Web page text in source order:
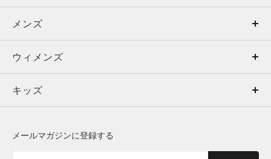
メンズ
ウィメンズ
キッズ
メンズ
トップス
ボトムス
ウィメンズ
トップス
キッズ
メールマガジンに登録する